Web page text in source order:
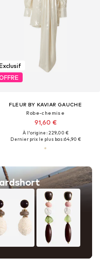
FLEUR BY KAVIAR GAUCHE
Robe-chemise
91,60 €
À l'origine : 229,00 €
Dernier prix le plus bas :64,90 €